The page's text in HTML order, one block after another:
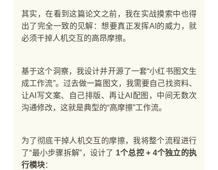
其实，在看到这篇论文之前，我在实战摸索中也得
出了完全一致的见解：想要真正发挥AI的威力，就
必须干掉人机交互的高昂摩擦。
基于这个洞察，我设计并开源了一套“小红书图文生
成工作流”。过去做一篇图文，我需要自己找资料、
让AI写文案、自己排版、再让AI配图，中间无数次
沟通修改，这就是典型的“高摩擦”工作流。
为了彻底干掉人机交互的摩擦，我将整个流程进行
了“最小步骤拆解”，设计了 1个总控 + 4个独立的执
行模块：